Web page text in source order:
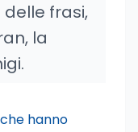
delle frasi,
la
hanno